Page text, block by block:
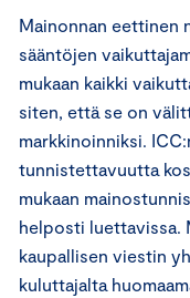
Mainonnan eettinen
sääntöjen
mukaan kaikki
siten, että se on
markkinoinniksi.
tunnistettavuutta
mukaan
helposti luettavissa.
kaupallisen viestin
kuluttajalta